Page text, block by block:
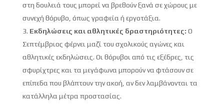
στη δουλειά τους μπορεί να βρεθούν ξανά σε χώρους με
συνεχή θόρυβο, όπως γραφεία ή εργοτάξια.
Εκδηλώσεις και αθλητικές δραστηριότητες: Ο
Σεπτέμβριος φέρνει μαζί του σχολικούς αγώνες και
αθλητικές εκδηλώσεις. Οι θόρυβοι από τις εξέδρες, τις
σφυρίχτρες και τα μεγάφωνα μπορούν να φτάσουν σε
επίπεδα που βλάπτουν την ακοή, αν δεν λαμβάνονται τα
κατάλληλα μέτρα προστασίας.